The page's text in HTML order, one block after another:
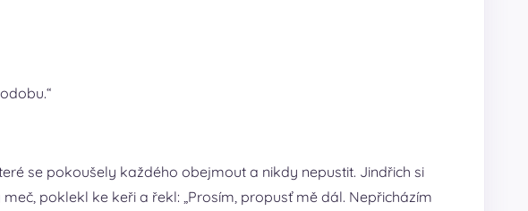
se pokoušely každého obejmout a nikdy nepustit. Jindřich si
poklekl ke keři a řekl: „Prosím, propusť mě dál. Nepřicházím